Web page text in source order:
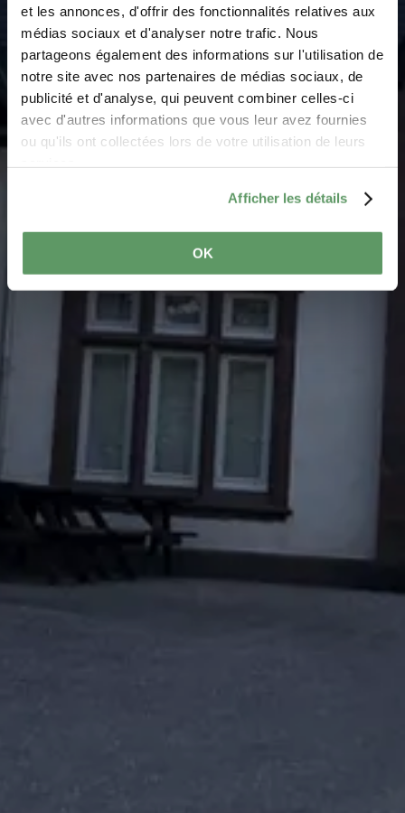
et les annonces, d'offrir des fonctionnalités relatives aux
médias sociaux et d'analyser notre trafic. Nous
partageons également des informations sur l'utilisation de
notre site avec nos partenaires de médias sociaux, de
publicité et d'analyse, qui peuvent combiner celles-ci
avec d'autres informations que vous leur avez fournies
ou qu'ils ont collectées lors de votre utilisation de leurs
Afficher les détails
OK
Bus Parking - Tudor
Museum
Where? 9, rue Tudor, L-6582 Rosport-Mompach